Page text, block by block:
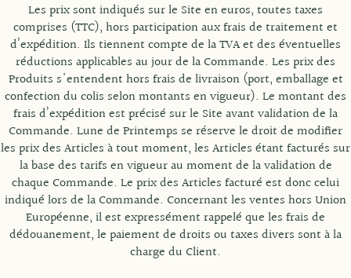
Les prix sont indiqués sur le Site en euros, toutes taxes
comprises (TTC), hors participation aux frais de traitement et
d’expédition. Ils tiennent compte de la TVA et des éventuelles
réductions applicables au jour de la Commande. Les prix des
Produits s'entendent hors frais de livraison (port, emballage et
confection du colis selon montants en vigueur). Le montant des
frais d’expédition est précisé sur le Site avant validation de la
Commande. Lune de Printemps se réserve le droit de modifier
les prix des Articles à tout moment, les Articles étant facturés sur
la base des tarifs en vigueur au moment de la validation de
chaque Commande. Le prix des Articles facturé est donc celui
indiqué lors de la Commande. Concernant les ventes hors Union
Européenne, il est expressément rappelé que les frais de
dédouanement, le paiement de droits ou taxes divers sont à la
charge du Client.